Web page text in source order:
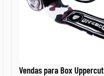
Vendas para Box Uppercut